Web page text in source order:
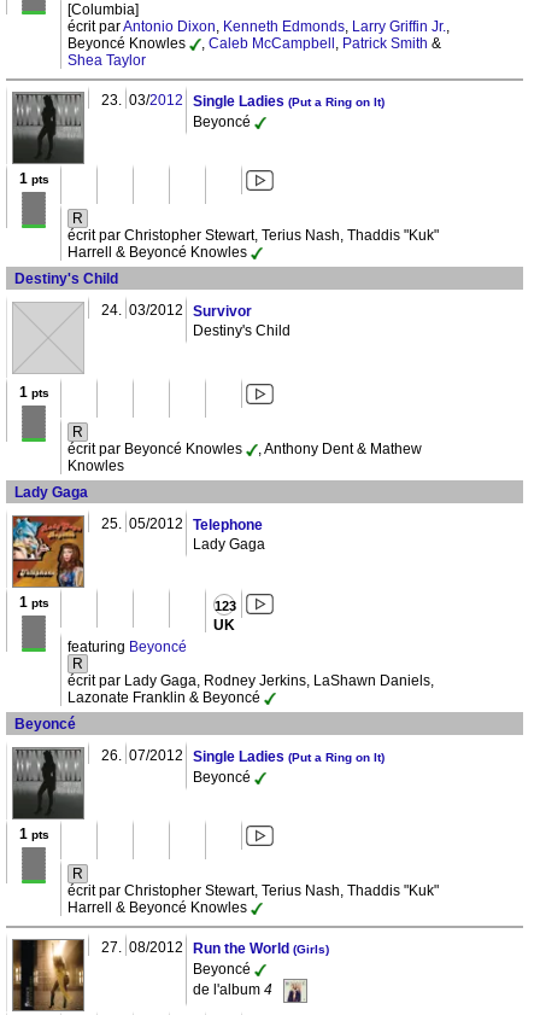
[Columbia]
écrit parAntonio Dixon, Kenneth Edmonds, Larry Griffin Jr.,
Beyoncé Knowles
, Caleb McCampbell , Patrick Smith &
Shea Taylor
23. 03/2012 Single Ladies (Put a Ring on It)
Beyoncé
1pts
R
écrit par Christopher Stewart, Terius Nash, Thaddis "Kuk"
Harrell & Beyoncé Knowles
Destiny's Child
24. 03/2012
Survivor
Destiny's Child
1pts
R
écrit par Beyoncé Knowles
, Anthony Dent & Mathew
Knowles
Lady Gaga
25. 05/2012
Telephone
Lady Gaga
1pts
123
UK
featuring Beyoncé
R
écrit par Lady Gaga, Rodney Jerkins, LaShawn Daniels,
Lazonate Franklin & Beyoncé
Beyoncé
26. 07/2012 Single Ladies (Put a Ring on It)
Beyoncé
1pts
R
écrit par Christopher Stewart, Terius Nash, Thaddis "Kuk"
Harrell & Beyoncé Knowles
27. 08/2012 Run the World (Girls)
Beyoncé
de l'album 4